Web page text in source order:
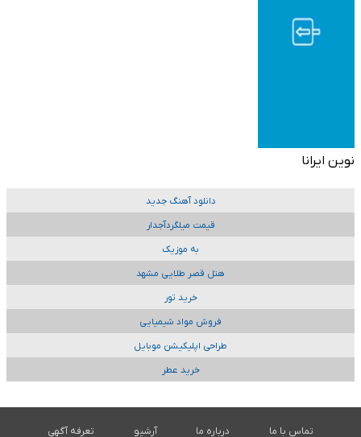
نوین ایرانا
دانلود آهنگ جدید
قیمت میلگردآجدار
به موزیک
هتل قصر طلایی مشهد
خرید تور
فروش مواد شیمیایی
طراحی اپلیکیشن موبایل
خرید عطر
تماس با ما درباره ما آرشیو تعرفه آگهی